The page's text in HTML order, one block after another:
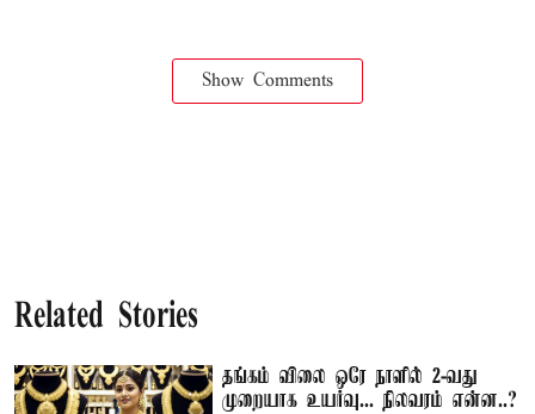
Show Comments
Related Stories
தங்கம் விலை ஒரே நாளில் 2-வது
முறையாக உயர்வு... நிலவரம் என்ன..?